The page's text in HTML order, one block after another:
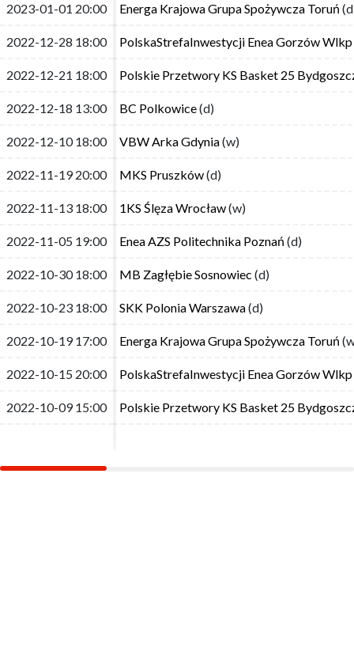
2023-01-01 20:00 Energa Krajowa Grupa Spożywcza Toruń
2022-12-28 18:00 PolskaStrefaInwestycji Enea Gorzów Wlkp
2022-12-21 18:00 Polskie Przetwory KS Basket 25
2022-12-18 13:00 BC Polkowice(d)
2022-12-10 18:00 VBW Arka Gdynia(w)
2022-11-19 20:00 MKS Pruszków(d)
2022-11-13 18:00 1KS Ślęza Wrocław(w)
2022-11-05 19:00 Enea AZS Politechnika Poznań (d)
2022-10-30 18:00 MB Zagłębie Sosnowiec (d)
2022-10-23 18:00 SKK Polonia Warszawa(d)
2022-10-19 17:00 Energa Krajowa Grupa Spożywcza Toruń
2022-10-15 20:00 PolskaStrefaInwestycji Enea Gorzów Wlkp
2022-10-09 15:00 Polskie Przetwory KS Basket 25
2023-01-01 20:00 Energa Krajowa Grupa Spożywcza Toruń
2022-12-28 18:00 PolskaStrefaInwestycji Enea Gorzów Wlkp
2022-12-21 18:00 Polskie Przetwory KS Basket 25
2022-12-18 13:00 BC Polkowice(d)
2022-12-10 18:00 VBW Arka Gdynia(w)
2022-11-19 20:00 MKS Pruszków(d)
2022-11-13 18:00 1KS Ślęza Wrocław(w)
2022-11-05 19:00 Enea AZS Politechnika Poznań (d)
2022-10-30 18:00 MB Zagłębie Sosnowiec (d)
2022-10-23 18:00 SKK Polonia Warszawa(d)
2022-10-19 17:00 Energa Krajowa Grupa Spożywcza Toruń
2022-10-15 20:00 PolskaStrefaInwestycji Enea Gorzów Wlkp
2022-10-09 15:00 Polskie Przetwory KS Basket 25